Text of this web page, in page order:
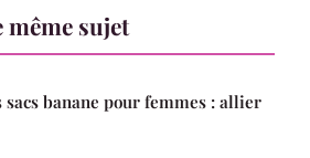
sujet
sacs banane pour femmes : allier